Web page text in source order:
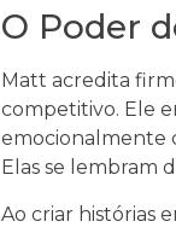
O Poder
Matt acredita
competitivo. Ele
emocionalmente
Elas se lembram
Ao criar histórias